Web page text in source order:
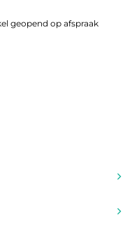
geopend op afspraak